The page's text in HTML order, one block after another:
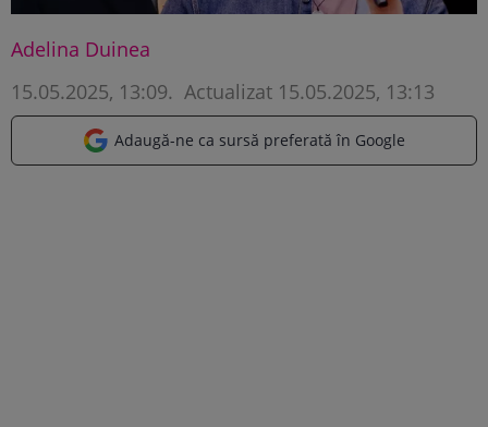
Adelina Duinea
15.05.2025, 13:09. Actualizat 15.05.2025, 13:13
Adaugă-ne ca sursă preferată în Google